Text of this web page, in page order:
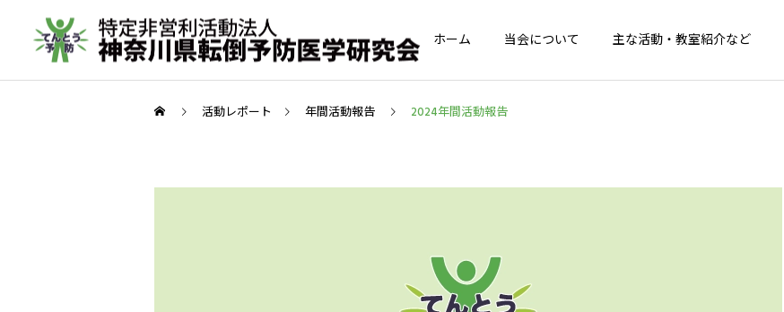
ホーム 当会について 主な活動・教室紹介など
青葉GoGoクラブ 2026年
2月26日 落語の笑い
活動レポート 年間活動報告 2024年間活動報告